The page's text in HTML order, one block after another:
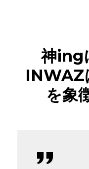
神ing
INWAZ
を象